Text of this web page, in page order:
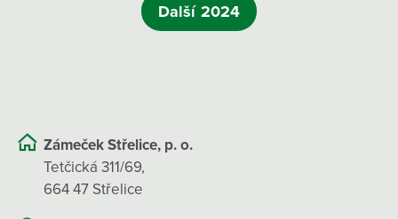
Další 2024
Zámeček Střelice, p. o.
Tetčická 311/69,
664 47 Střelice